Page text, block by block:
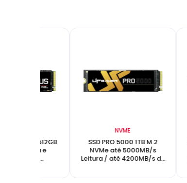
Plus Gen3 512GB
Leitura e
NVME
SSD PRO 5000 1TB M.2
NVMe até 5000MB/s
Leitura / até 4200MB/s de